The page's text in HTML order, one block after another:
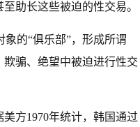
助长这些被迫的性交易。
的“俱乐部”，形成所谓
骗、绝望中被迫进行性交
方1970年统计，韩国通过